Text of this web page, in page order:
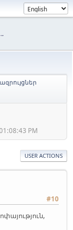
PM
USER ACTIONS
#10